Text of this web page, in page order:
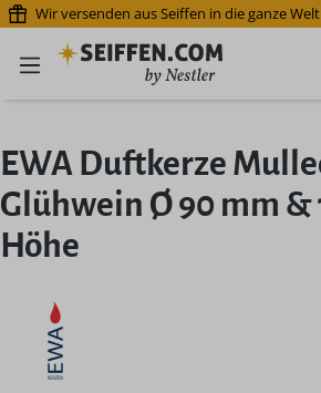
Zum Hauptinhalt springen
Wir versenden aus Seiffen in die ganze Welt
EWA Duftkerze
Glühwein Ø 90 mm &
Höhe